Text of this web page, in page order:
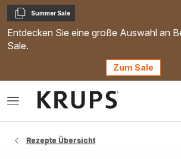
Kopieren
Summer Sale
Entdecken Sie eine große Auswahl an
Sale.
Zum Sale
Das
Rezepte Übersicht